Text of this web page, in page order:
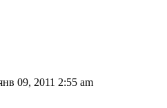
09, 2011 2:55 am